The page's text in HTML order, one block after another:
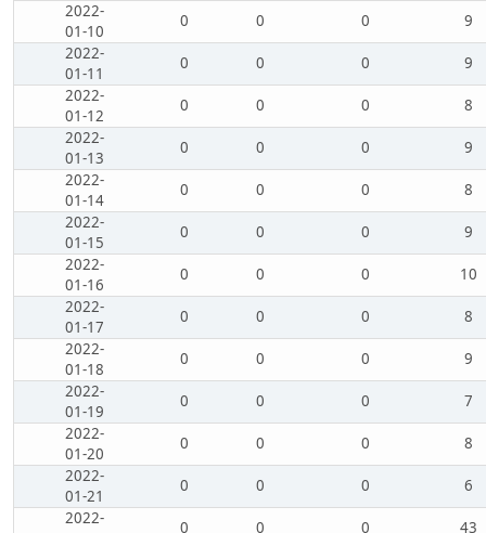
2022-
01-10
0 0 0
9
2022-
01-11
0 0 0
9
2022-
01-12
0 0 0
8
2022-
01-13
0 0 0
9
2022-
01-14
0 0 0
8
2022-
01-15
0 0 0
9
2022-
01-16
0 0 0
10
2022-
01-17
0 0 0
8
2022-
01-18
0 0 0
9
2022-
01-19
0 0 0
7
2022-
01-20
0 0 0
8
2022-
01-21
0 0 0
6
2022-
0 0 0 43